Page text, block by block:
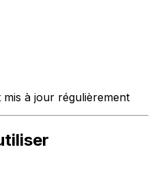
à jour régulièrement